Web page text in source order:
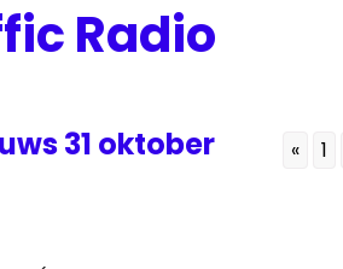
Radio
31 oktober
« 1